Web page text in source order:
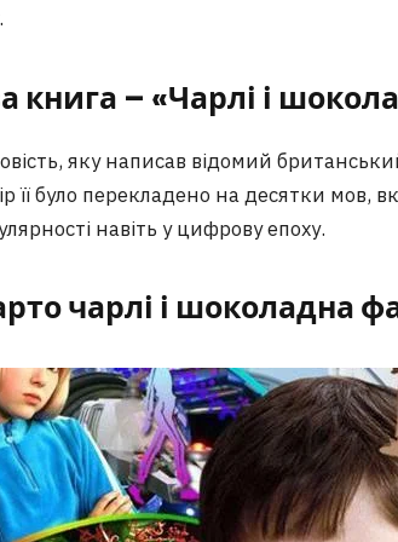
книга – «Чарлі і
яку написав відомий
її було перекладено на десятки мов,
навіть у цифрову епоху.
чарлі і шоколадна